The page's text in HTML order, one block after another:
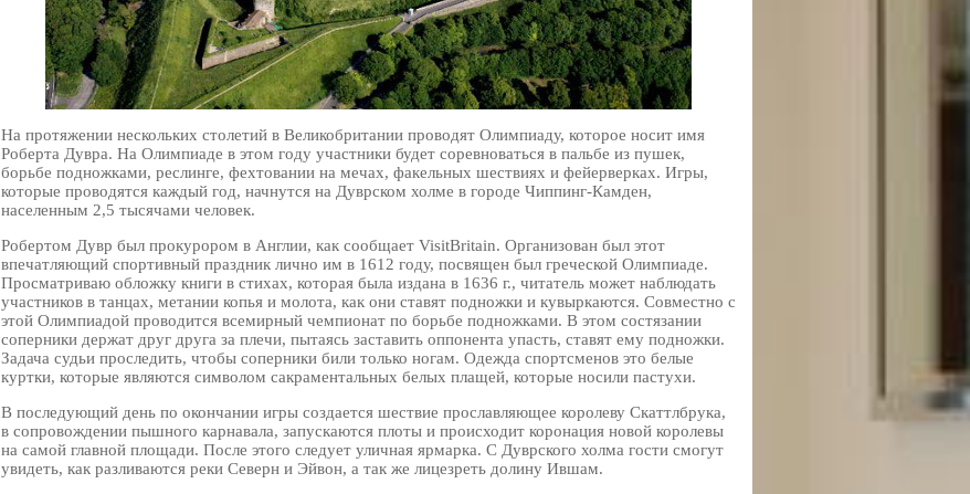
На протяжении нескольких столетий в Великобритании проводят Олимпиаду, которое носит имя
Роберта Дувра. На Олимпиаде в этом году участники будет соревноваться в пальбе из пушек,
борьбе подножками, реслинге, фехтовании на мечах, факельных шествиях и фейерверках. Игры,
которые проводятся каждый год, начнутся на Дуврском холме в городе Чиппинг-Камден,
населенным 2,5 тысячами человек.
Робертом Дувр был прокурором в Англии, как сообщает VisitBritain. Организован был этот
впечатляющий спортивный праздник лично им в 1612 году, посвящен был греческой Олимпиаде.
Просматриваю обложку книги в стихах, которая была издана в 1636 г., читатель может наблюдать
участников в танцах, метании копья и молота, как они ставят подножки и кувыркаются. Совместно с
этой Олимпиадой проводится всемирный чемпионат по борьбе подножками. В этом состязании
соперники держат друг друга за плечи, пытаясь заставить оппонента упасть, ставят ему подножки.
Задача судьи проследить, чтобы соперники били только ногам. Одежда спортсменов это белые
куртки, которые являются символом сакраментальных белых плащей, которые носили пастухи.
В последующий день по окончании игры создается шествие прославляющее королеву Скаттлбрука,
в сопровождении пышного карнавала, запускаются плоты и происходит коронация новой королевы
на самой главной площади. После этого следует уличная ярмарка. С Дуврского холма гости смогут
увидеть, как разливаются реки Северн и Эйвон, а так же лицезреть долину Ившам.